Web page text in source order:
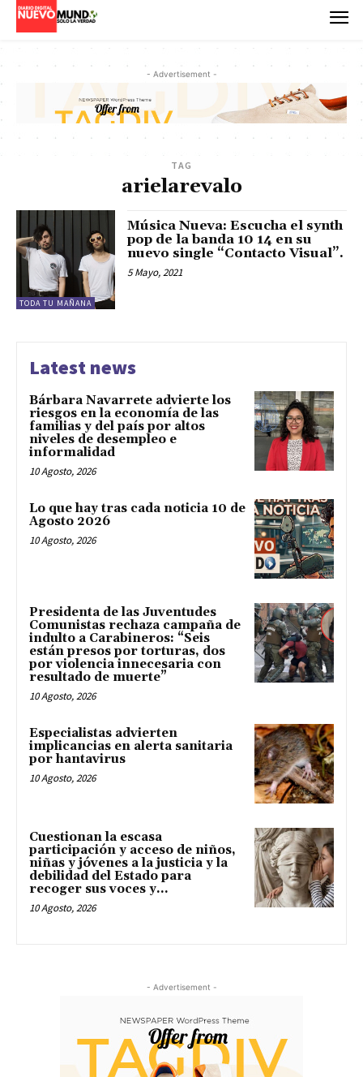
- Advertisement -
TAG
arielarevalo
TODA TU MAÑANA
Música Nueva: Escucha el synth
pop de la banda 10 14 en su
nuevo single “Contacto Visual”.
5 Mayo, 2021
Latest news
Bárbara Navarrete advierte los
riesgos en la economía de las
familias y del país por altos
niveles de desempleo e
informalidad
10 Agosto, 2026
Lo que hay tras cada noticia 10 de
Agosto 2026
10 Agosto, 2026
Presidenta de las Juventudes
Comunistas rechaza campaña de
indulto a Carabineros: “Seis
están presos por torturas, dos
por violencia innecesaria con
resultado de muerte”
10 Agosto, 2026
Especialistas advierten
implicancias en alerta sanitaria
por hantavirus
10 Agosto, 2026
Cuestionan la escasa
participación y acceso de niños,
niñas y jóvenes a la justicia y la
debilidad del Estado para
recoger sus voces y...
10 Agosto, 2026
- Advertisement -